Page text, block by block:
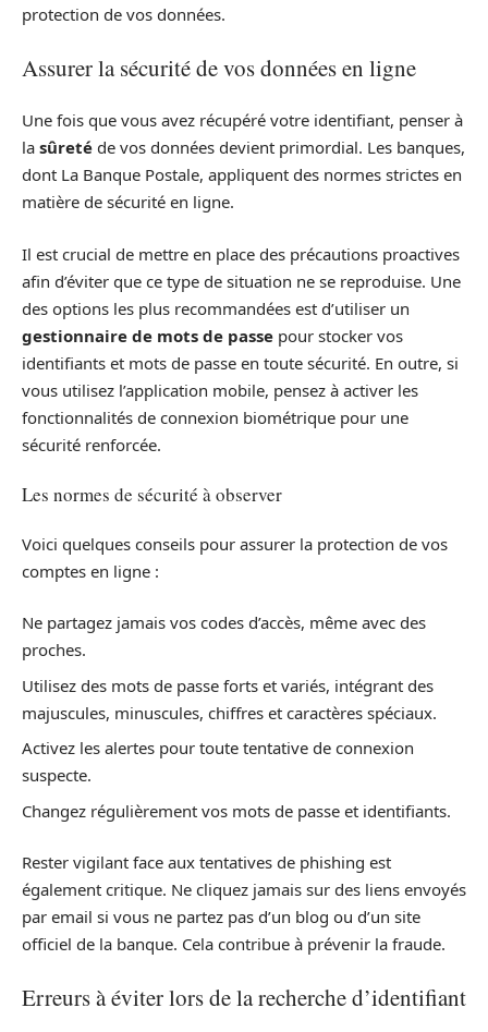
protection de vos données.
Assurer la sécurité de vos données en ligne
Une fois que vous avez récupéré votre identifiant, penser à
la sûreté de vos données devient primordial. Les banques,
dont La Banque Postale, appliquent des normes strictes en
matière de sécurité en ligne.
Il est crucial de mettre en place des précautions proactives
afin d’éviter que ce type de situation ne se reproduise. Une
des options les plus recommandées est d’utiliser un
gestionnaire de mots de passe pour stocker vos
identifiants et mots de passe en toute sécurité. En outre, si
vous utilisez l’application mobile, pensez à activer les
fonctionnalités de connexion biométrique pour une
sécurité renforcée.
Les normes de sécurité à observer
Voici quelques conseils pour assurer la protection de vos
comptes en ligne :
Ne partagez jamais vos codes d’accès, même avec des
proches.
Utilisez des mots de passe forts et variés, intégrant des
majuscules, minuscules, chiffres et caractères spéciaux.
Activez les alertes pour toute tentative de connexion
suspecte.
Changez régulièrement vos mots de passe et identifiants.
Rester vigilant face aux tentatives de phishing est
également critique. Ne cliquez jamais sur des liens envoyés
par email si vous ne partez pas d’un blog ou d’un site
officiel de la banque. Cela contribue à prévenir la fraude.
Erreurs à éviter lors de la recherche d’identifiant